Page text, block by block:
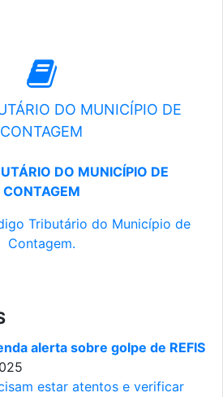
DO MUNICÍPIO DE
CONTAGEM
DO MUNICÍPIO DE
CONTAGEM
Tributário do Município de
Contagem.
alerta sobre golpe de REFIS
estar atentos e verificar